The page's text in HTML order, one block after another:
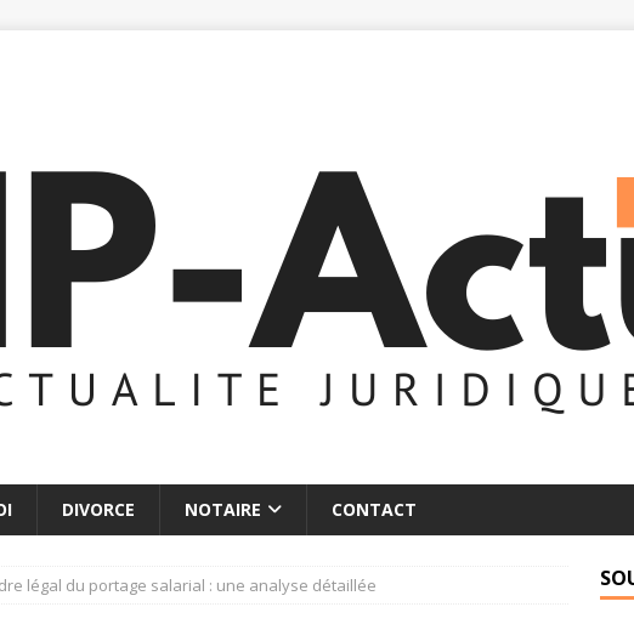
DIVORCE NOTAIRE CONTACT
légal du portage salarial : une analyse détaillée